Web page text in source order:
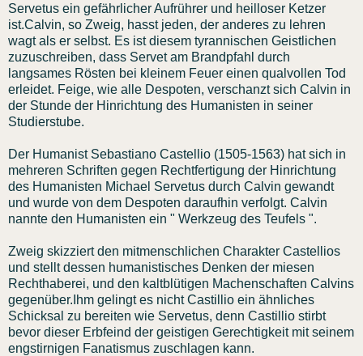
Servetus ein gefährlicher Aufrührer und heilloser Ketzer
ist.Calvin, so Zweig, hasst jeden, der anderes zu lehren
wagt als er selbst. Es ist diesem tyrannischen Geistlichen
zuzuschreiben, dass Servet am Brandpfahl durch
langsames Rösten bei kleinem Feuer einen qualvollen Tod
erleidet. Feige, wie alle Despoten, verschanzt sich Calvin in
der Stunde der Hinrichtung des Humanisten in seiner
Studierstube.
Der Humanist Sebastiano Castellio (1505-1563) hat sich in
mehreren Schriften gegen Rechtfertigung der Hinrichtung
des Humanisten Michael Servetus durch Calvin gewandt
und wurde von dem Despoten daraufhin verfolgt. Calvin
nannte den Humanisten ein " Werkzeug des Teufels ".
Zweig skizziert den mitmenschlichen Charakter Castellios
und stellt dessen humanistisches Denken der miesen
Rechthaberei, und den kaltblütigen Machenschaften Calvins
gegenüber.Ihm gelingt es nicht Castillio ein ähnliches
Schicksal zu bereiten wie Servetus, denn Castillio stirbt
bevor dieser Erbfeind der geistigen Gerechtigkeit mit seinem
engstirnigen Fanatismus zuschlagen kann.